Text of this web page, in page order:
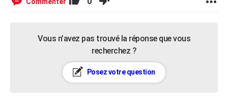
Vous n’avez pas trouvé la réponse que vous
recherchez ?
Posez votre question